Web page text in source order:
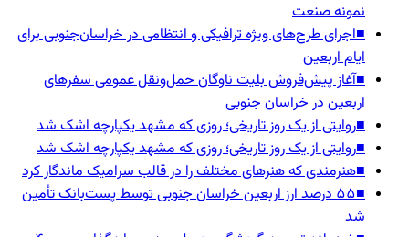
نمونه صنعت
■اجرای طرح‌های ویژه ترافیکی و انتظامی در خراسان‌جنوبی برای
ایام اربعین
■آغاز پیش‌فروش بلیت ناوگان حمل‌ونقل عمومی سفرهای
اربعین در خراسان جنوبی
■روایتی از یک روز تاریخی؛ روزی که مشهد یکپارچه اشک شد
■روایتی از یک روز تاریخی؛ روزی که مشهد یکپارچه اشک شد
■هنرمندی که هنرهای مختلف را در قالب سرامیک ماندگار کرد
■
۵۵ درصد ارز اربعین خراسان جنوبی توسط پست‌بانک تأمین
شد